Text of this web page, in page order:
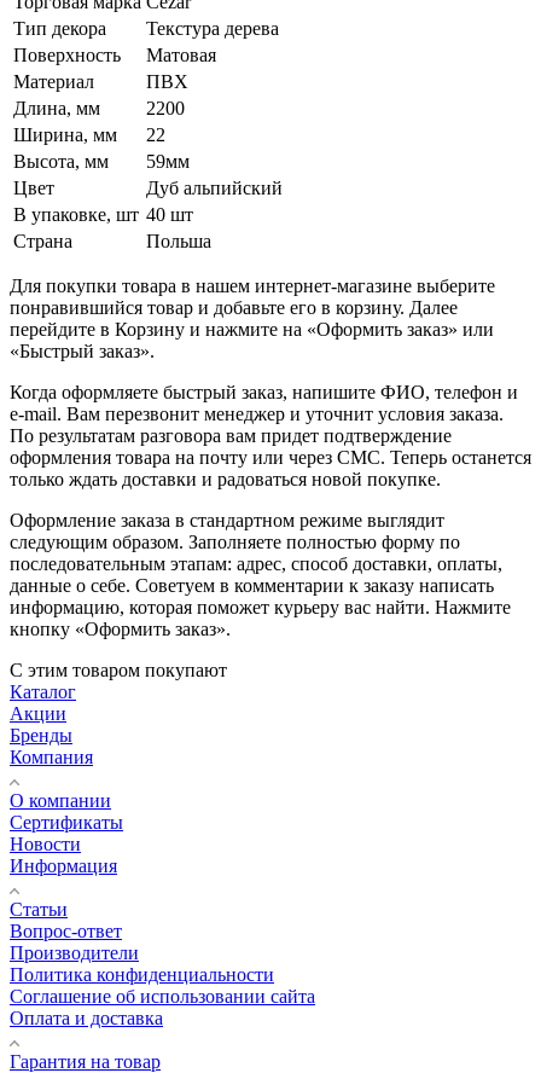
Тип декора
Текстура дерева
Поверхность
Матовая
Материал
ПВХ
Длина, мм
2200
Ширина, мм
22
Высота, мм
59мм
Цвет
Дуб альпийский
В упаковке, шт 40 шт
Страна
Польша
Для покупки товара в нашем интернет-магазине выберите
понравившийся товар и добавьте его в корзину. Далее
перейдите в Корзину и нажмите на «Оформить заказ» или
«Быстрый заказ».
Когда оформляете быстрый заказ, напишите ФИО, телефон и
e-mail. Вам перезвонит менеджер и уточнит условия заказа.
По результатам разговора вам придет подтверждение
оформления товара на почту или через СМС. Теперь останется
только ждать доставки и радоваться новой покупке.
Оформление заказа в стандартном режиме выглядит
следующим образом. Заполняете полностью форму по
последовательным этапам: адрес, способ доставки, оплаты,
данные о себе. Советуем в комментарии к заказу написать
информацию, которая поможет курьеру вас найти. Нажмите
кнопку «Оформить заказ».
С этим товаром покупают
Каталог
Акции
Бренды
Компания
О компании
Сертификаты
Новости
Информация
Статьи
Вопрос-ответ
Производители
Политика конфиденциальности
Соглашение об использовании сайта
Оплата и доставка
Гарантия на товар